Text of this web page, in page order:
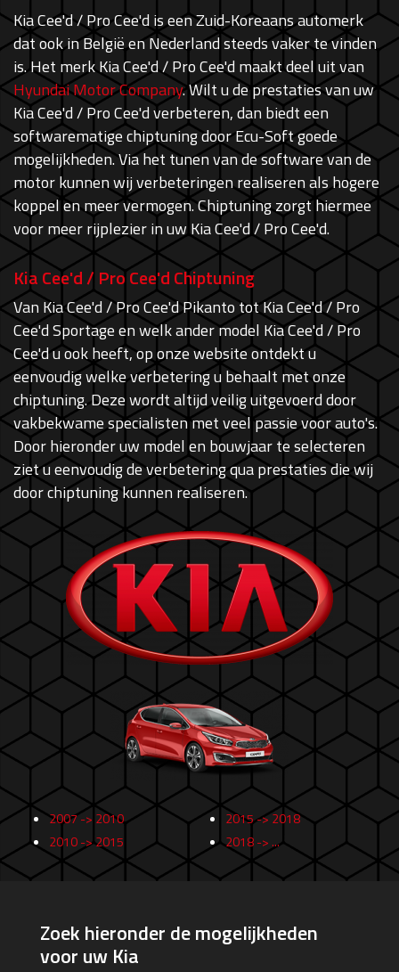
Kia Cee'd / Pro Cee'd is een Zuid-Koreaans automerk
dat ook in België en Nederland steeds vaker te vinden
is. Het merk Kia Cee'd / Pro Cee'd maakt deel uit van
Hyundai Motor Company. Wilt u de prestaties van uw
Kia Cee'd / Pro Cee'd verbeteren, dan biedt een
softwarematige chiptuning door Ecu-Soft goede
mogelijkheden. Via het tunen van de software van de
motor kunnen wij verbeteringen realiseren als hogere
koppel en meer vermogen. Chiptuning zorgt hiermee
voor meer rijplezier in uw Kia Cee'd / Pro Cee'd.
Kia Cee'd / Pro Cee'd Chiptuning
Van Kia Cee'd / Pro Cee'd Pikanto tot Kia Cee'd / Pro
Cee'd Sportage en welk ander model Kia Cee'd / Pro
Cee'd u ook heeft, op onze website ontdekt u
eenvoudig welke verbetering u behaalt met onze
chiptuning. Deze wordt altijd veilig uitgevoerd door
vakbekwame specialisten met veel passie voor auto's.
Door hieronder uw model en bouwjaar te selecteren
ziet u eenvoudig de verbetering qua prestaties die wij
door chiptuning kunnen realiseren.
2007 -> 2010
2010 -> 2015
2015 -> 2018
2018 -> ...
Zoek hieronder de mogelijkheden
voor uw Kia